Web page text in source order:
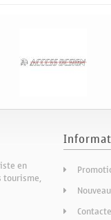
en
tourisme,